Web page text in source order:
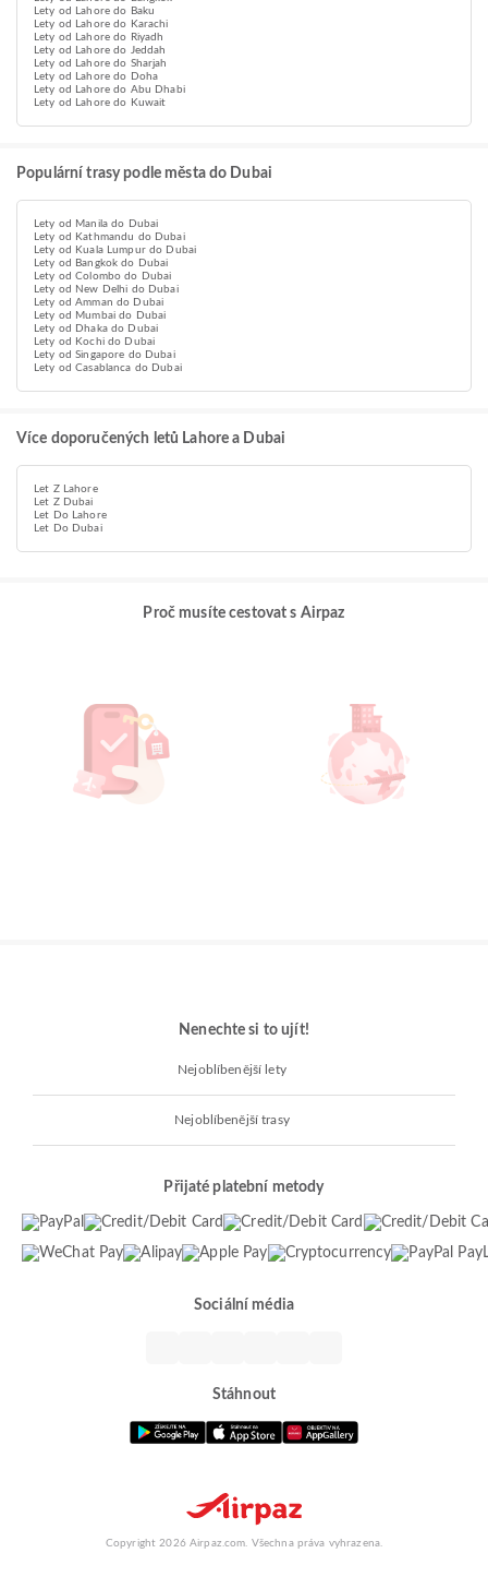
Lety od Lahore do Baku
Lety od Lahore do Karachi
Lety od Lahore do Riyadh
Lety od Lahore do Jeddah
Lety od Lahore do Sharjah
Lety od Lahore do Doha
Lety od Lahore do Abu Dhabi
Lety od Lahore do Kuwait
Populární trasy podle města do Dubai
Lety od Manila do Dubai
Lety od Kathmandu do Dubai
Lety od Kuala Lumpur do Dubai
Lety od Bangkok do Dubai
Lety od Colombo do Dubai
Lety od New Delhi do Dubai
Lety od Amman do Dubai
Lety od Mumbai do Dubai
Lety od Dhaka do Dubai
Lety od Kochi do Dubai
Lety od Singapore do Dubai
Lety od Casablanca do Dubai
Více doporučených letů Lahore a Dubai
Let Z Lahore
Let Z Dubai
Let Do Lahore
Let Do Dubai
Proč musíte cestovat s Airpaz
Nenechte si to ujít!
Nejoblíbenější lety
Nejoblíbenější trasy
Přijaté platební metody
Sociální média
Stáhnout
Copyright 2026 Airpaz.com. Všechna práva vyhrazena.